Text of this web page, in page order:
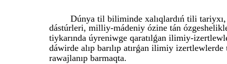
Dúnya til biliminde xalıqlardıń tili
dástúrleri, milliy-mádeniy ózine tán
tiykarında úyreniwge qaratılǵan ilimiy-
dáwirde alıp barılıp atırǵan ilimiy
rawajlanıp barmaqta.